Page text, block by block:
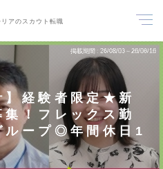
アのスカウト転職
掲載期間 26/08/03～26/08/16
】経験者限定★新
集！フレックス勤
ループ◎年間休日1